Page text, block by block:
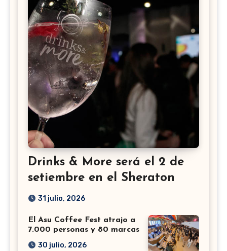
Drinks & More será el 2 de
setiembre en el Sheraton
31 julio, 2026
El Asu Coffee Fest atrajo a
7.000 personas y 80 marcas
30 julio, 2026